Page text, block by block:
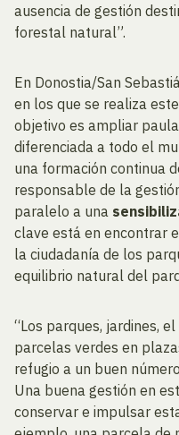
ausencia de gestión
forestal natural”.
En Donostia/San
en los que se realiza
objetivo es ampliar
diferenciada a todo el
una formación continua
responsable de la
paralelo a una
clave está en encontrar
la ciudadanía de los
equilibrio natural del
“Los parques, jardines,
parcelas verdes en
refugio a un buen
Una buena gestión en
conservar e impulsar